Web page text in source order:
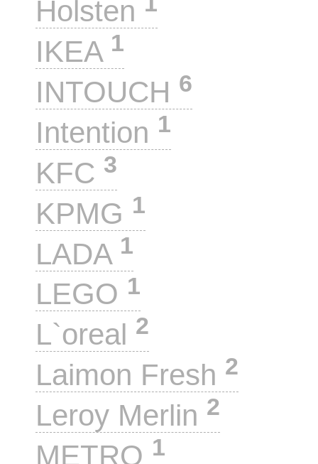
Holsten
IKEA 1
INTOUCH 6
Intention 1
KFC 3
KPMG 1
LADA 1
LEGO 1
L`oreal 2
Laimon Fresh 2
Leroy Merlin 2
METRO 1